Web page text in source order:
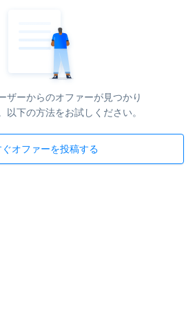
ザーからのオファーが見つかり
以下の方法をお試しください。
オファーを投稿する